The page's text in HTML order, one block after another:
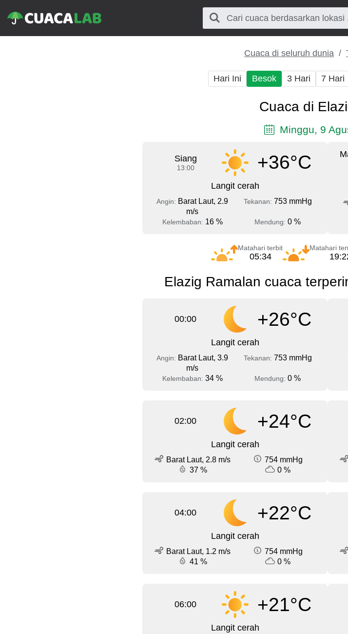
Cuaca di seluruh dunia
Hari Ini Besok 3 Hari 7 Hari
Cuaca di
Minggu, 9
Siang
13:00 +36°C
Langit cerah
Angin: Barat Laut, 2.9
m/s
Tekanan: 753 mmHg
Kelembaban: 16 % Mendung: 0 %
Matahari terbit
05:34
Matahari
Elazig Ramalan cuaca
00:00 +26°C
Langit cerah
Angin: Barat Laut, 3.9
m/s
Tekanan: 753 mmHg
Kelembaban: 34 % Mendung: 0 %
02:00 +24°C
Langit cerah
Barat Laut, 2.8 m/s
754 mmHg
37 %
0 %
04:00 +22°C
Langit cerah
Barat Laut, 1.2 m/s
754 mmHg
41 %
0 %
06:00 +21°C
Langit cerah